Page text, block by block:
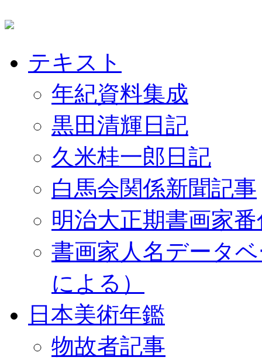
テキスト
年紀資料集成
黒田清輝日記
久米桂一郎日記
白馬会関係新聞記事
明治大正期書画家
書画家人名データ
による）
日本美術年鑑
物故者記事